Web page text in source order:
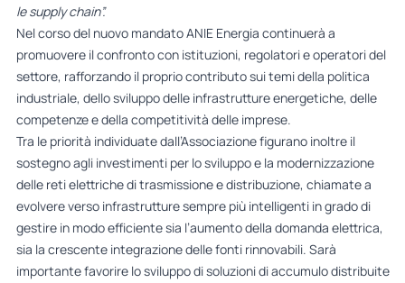
le supply chain”.
Nel corso del nuovo mandato ANIE Energia continuerà a
promuovere il confronto con istituzioni, regolatori e operatori del
settore, rafforzando il proprio contributo sui temi della politica
industriale, dello sviluppo delle infrastrutture energetiche, delle
competenze e della competitività delle imprese.
Tra le priorità individuate dall’Associazione figurano inoltre il
sostegno agli investimenti per lo sviluppo e la modernizzazione
delle reti elettriche di trasmissione e distribuzione, chiamate a
evolvere verso infrastrutture sempre più intelligenti in grado di
gestire in modo efficiente sia l’aumento della domanda elettrica,
sia la crescente integrazione delle fonti rinnovabili. Sarà
importante favorire lo sviluppo di soluzioni di accumulo distribuite